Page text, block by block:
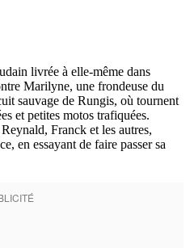
livrée à elle-même dans
Marilyne, une frondeuse du
sauvage de Rungis, où tournent
et petites motos trafiquées.
Franck et les autres,
en essayant de faire passer sa